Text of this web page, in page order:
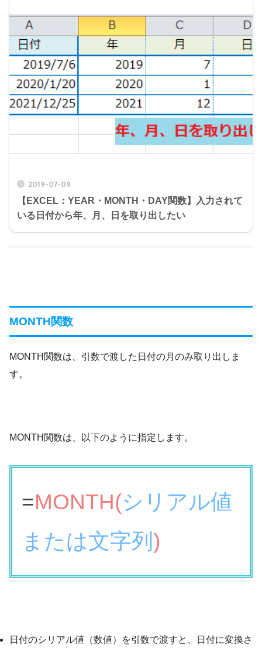
2019-07-09
【EXCEL：YEAR・MONTH・DAY関数】入力されて
いる日付から年、月、日を取り出したい
MONTH関数
MONTH関数は、引数で渡した日付の月のみ取り出しま
す。
MONTH関数は、以下のように指定します。
=MONTH(シリアル値
または文字列 )
日付のシリアル値（数値）を引数で渡すと、日付に変換さ